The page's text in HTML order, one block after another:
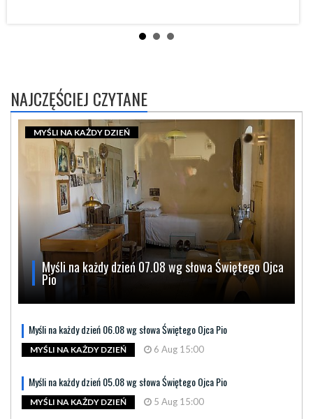
NAJCZĘŚCIEJ CZYTANE
Myśli na każdy dzień 07.08 wg słowa Świętego Ojca
Pio
MYŚLI NA KAŻDY DZIEŃ
Myśli na każdy dzień 06.08 wg słowa Świętego Ojca Pio
MYŚLI NA KAŻDY DZIEŃ 6 Aug 15:00
Myśli na każdy dzień 05.08 wg słowa Świętego Ojca Pio
MYŚLI NA KAŻDY DZIEŃ 5 Aug 15:00